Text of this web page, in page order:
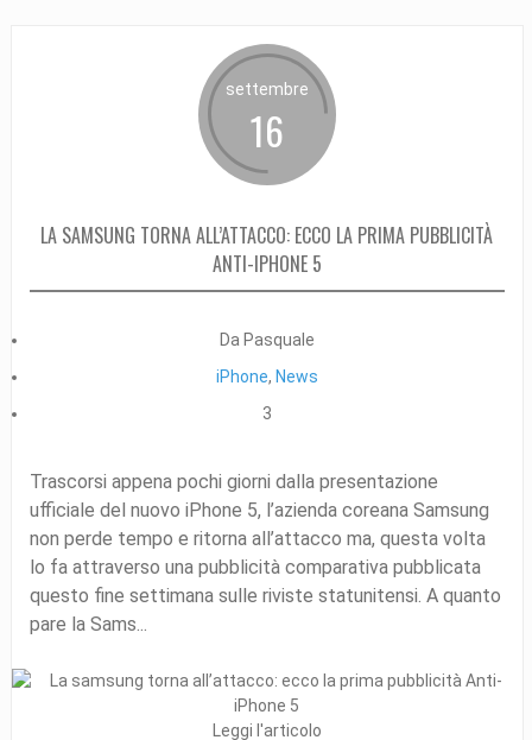
settembre
16
LA SAMSUNG TORNA ALL’ATTACCO: ECCO LA PRIMA PUBBLICITÀ
ANTI-IPHONE 5
Da Pasquale
iPhone, News
3
Trascorsi appena pochi giorni dalla presentazione
ufficiale del nuovo iPhone 5, l’azienda coreana Samsung
non perde tempo e ritorna all’attacco ma, questa volta
lo fa attraverso una pubblicità comparativa pubblicata
questo fine settimana sulle riviste statunitensi. A quanto
pare la Sams...
Leggi l'articolo